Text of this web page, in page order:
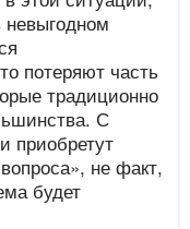
невыгодном
потеряют часть
традиционно
С
приобретут
не факт,
будет